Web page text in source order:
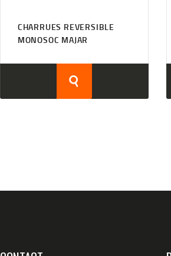
CHARRUES REVERSIBLE
MONOSOC MAJAR